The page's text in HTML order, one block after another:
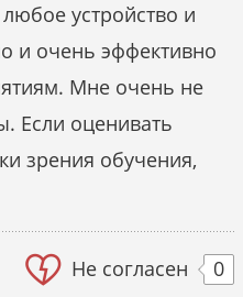
устройство и
и очень эффективно
Мне очень не
Если оценивать
зрения обучения,
Не согласен 0